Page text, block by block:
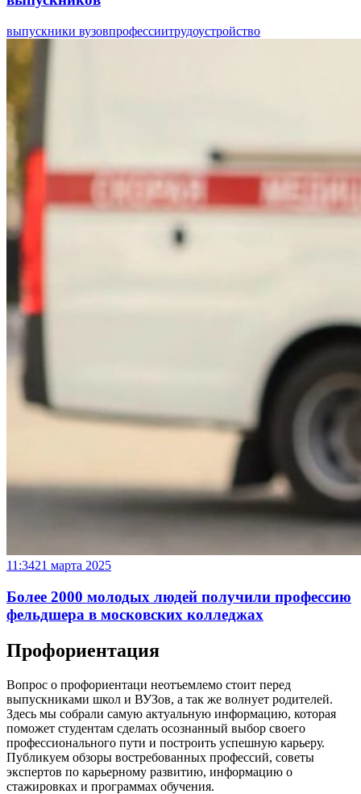
выпускники вузовпрофессиитрудоустройство
11:3421 марта 2025
Более 2000 молодых людей получили профессию
фельдшера в московских колледжах
Профориентация
Вопрос о профориентаци неотъемлемо стоит перед
выпускниками школ и ВУЗов, а так же волнует родителей.
Здесь мы собрали самую актуальную информацию, которая
поможет студентам сделать осознанный выбор своего
профессионального пути и построить успешную карьеру.
Публикуем обзоры востребованных профессий, советы
экспертов по карьерному развитию, информацию о
стажировках и программах обучения.